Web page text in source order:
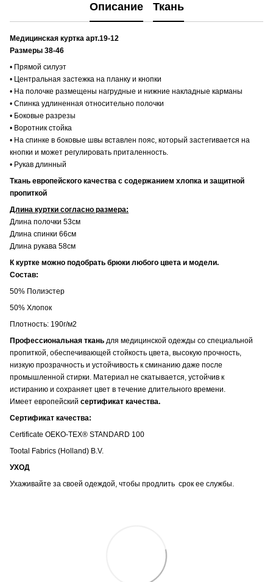
Описание Ткань
Медицинская куртка арт.19-12
Размеры 38-46
• Прямой силуэт
• Центральная застежка на планку и кнопки
• На полочке размещены нагрудные и нижние накладные карманы
• Спинка удлиненная относительно полочки
• Боковые разрезы
• Воротник стойка
• На спинке в боковые швы вставлен пояс, который застегивается на
кнопки и может регулировать приталенность.
• Рукав длинный
Ткань европейского качества с содержанием хлопка и защитной
пропиткой
Длина куртки согласно размера:
Длина полочки 53см
Длина спинки 66см
Длина рукава 58см
К куртке можно подобрать брюки любого цвета и модели.
Состав:
50% Полиэстер
50% Хлопок
Плотность: 190г/м2
Профессиональная ткань для медицинской одежды со специальной
пропиткой, обеспечивающей стойкость цвета, высокую прочность,
низкую прозрачность и устойчивость к сминанию даже после
промышленной стирки. Материал не скатывается, устойчив к
истиранию и сохраняет цвет в течение длительного времени.
Имеет европейский сертификат качества.
Сертификат качества:
Certificate OEKO-TEX® STANDARD 100
Tootal Fabrics (Holland) B.V.
УХОД
Ухаживайте за своей одеждой, чтобы продлить срок ее службы.